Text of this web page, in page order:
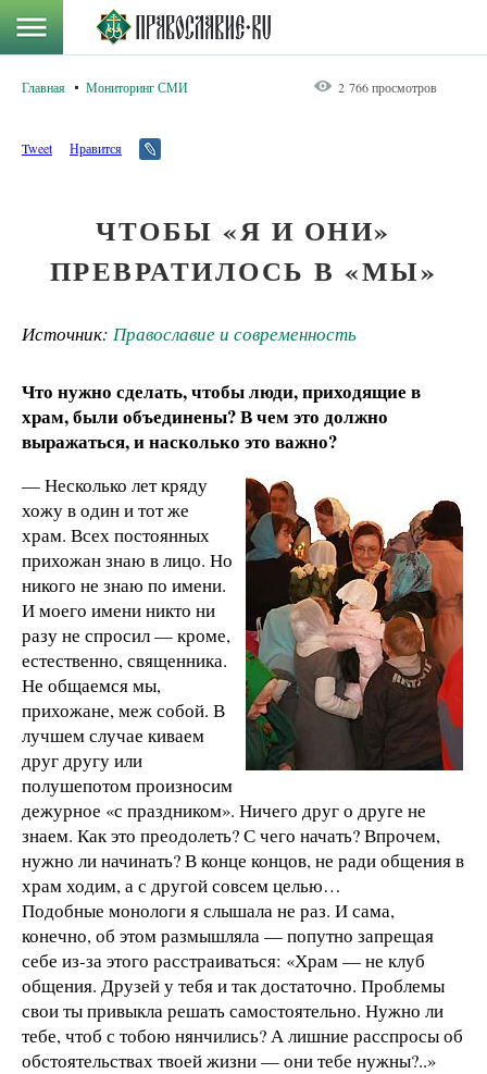
Главная Мониторинг СМИ 2 766 просмотров
Tweet Нравится
ЧТОБЫ «Я И ОНИ»
ПРЕВРАТИЛОСЬ В «МЫ»
Источник: Православие и современность
Что нужно сделать, чтобы люди, приходящие в
храм, были объединены? В чем это должно
выражаться, и насколько это важно?
— Несколько лет кряду
хожу в один и тот же
храм. Всех постоянных
прихожан знаю в лицо. Но
никого не знаю по имени.
И моего имени никто ни
разу не спросил — кроме,
естественно, священника.
Не общаемся мы,
прихожане, меж собой. В
лучшем случае киваем
друг другу или
полушепотом произносим
дежурное «с праздником». Ничего друг о друге не
знаем. Как это преодолеть? С чего начать? Впрочем,
нужно ли начинать? В конце концов, не ради общения в
храм ходим, а с другой совсем целью…
Подобные монологи я слышала не раз. И сама,
конечно, об этом размышляла — попутно запрещая
себе из-за этого расстраиваться: «Храм — не клуб
общения. Друзей у тебя и так достаточно. Проблемы
свои ты привыкла решать самостоятельно. Нужно ли
тебе, чтоб с тобою нянчились? А лишние расспросы об
обстоятельствах твоей жизни — они тебе нужны?..»